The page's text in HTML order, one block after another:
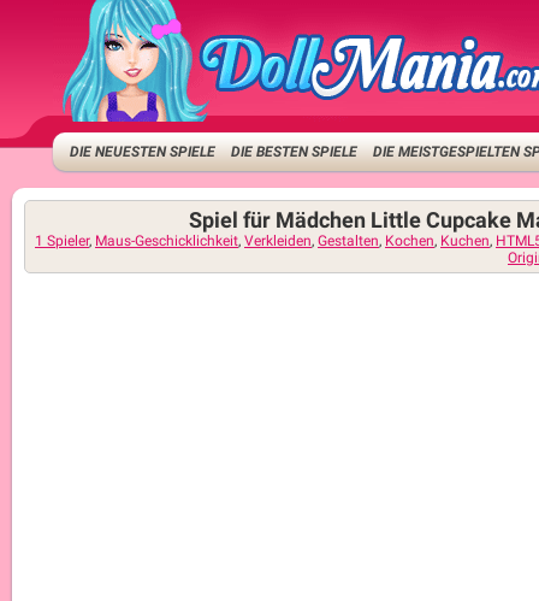
DIE NEUESTEN SPIELE DIE BESTEN SPIELE DIE MEISTGESPIELTEN
Spiel für Mädchen Little Cupcake
1 Spieler, Maus-Geschicklichkeit, Verkleiden, Gestalten, Kochen, Kuchen,